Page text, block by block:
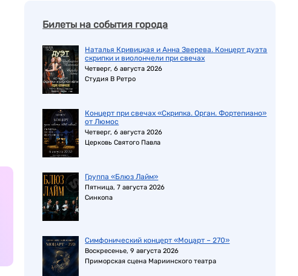
Билеты на события города
Наталья Кривицкая и Анна Зверева. Концерт дуэта
скрипки и виолончели при свечах
Четверг, 6 августа 2026
Студия В Ретро
Концерт при свечах «Скрипка. Орган. Фортепиано»
от Люмос
Четверг, 6 августа 2026
Церковь Святого Павла
Группа «Блюз Лайм»
Пятница, 7 августа 2026
Синкопа
Симфонический концерт «Моцарт – 270»
Воскресенье, 9 августа 2026
Приморская сцена Мариинского театра